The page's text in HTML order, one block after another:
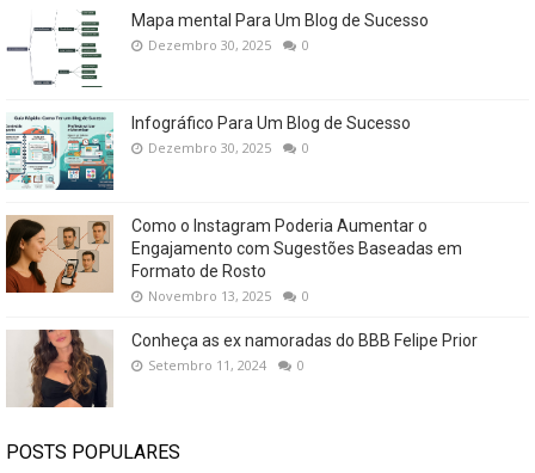
Mapa mental Para Um Blog de Sucesso
Dezembro 30, 2025 0
Infográfico Para Um Blog de Sucesso
Dezembro 30, 2025 0
Como o Instagram Poderia Aumentar o
Engajamento com Sugestões Baseadas em
Formato de Rosto
Novembro 13, 2025 0
Conheça as ex namoradas do BBB Felipe Prior
Setembro 11, 2024 0
POSTS POPULARES